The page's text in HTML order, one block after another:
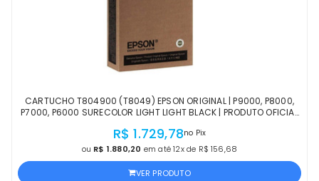
CARTUCHO T804900 (T8049) EPSON ORIGINAL | P9000, P8000,
P7000, P6000 SURECOLOR LIGHT LIGHT BLACK | PRODUTO OFICIAL
R$ 1.729,78no Pix
ou R$ 1.880,20 em até 12x de R$ 156,68
VER PRODUTO